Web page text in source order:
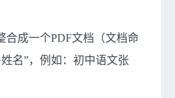
合成一个PDF文档（文档命
名”，例如：初中语文张